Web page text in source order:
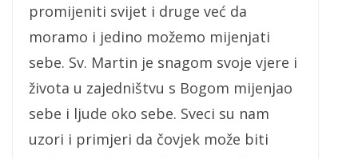
promijeniti svijet i druge već da
moramo i jedino možemo mijenjati
sebe. Sv. Martin je snagom svoje vjere i
života u zajedništvu s Bogom mijenjao
sebe i ljude oko sebe. Sveci su nam
uzori i primjeri da čovjek može biti